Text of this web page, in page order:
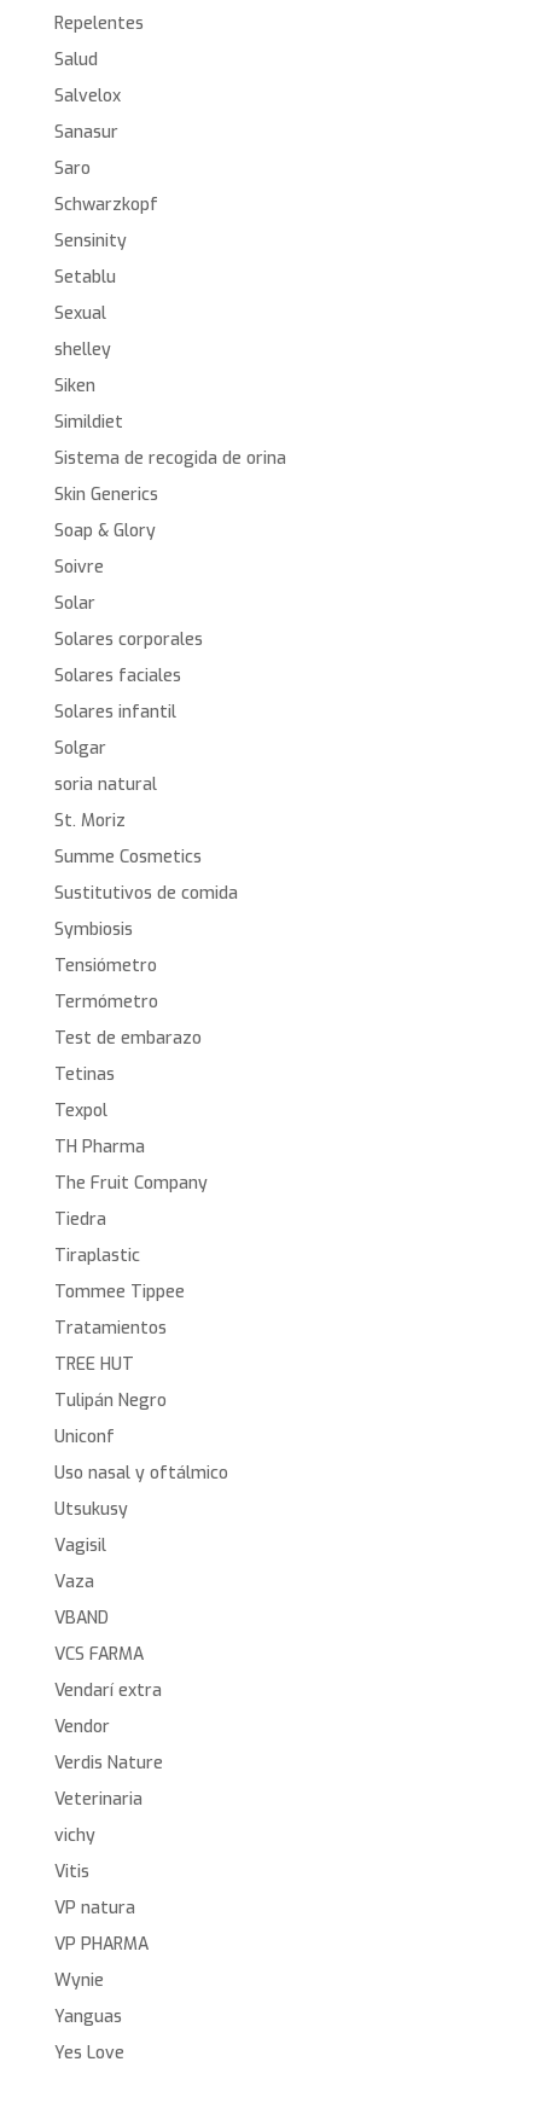
Repelentes
Salud
Salvelox
Sanasur
Saro
Schwarzkopf
Sensinity
Setablu
Sexual
shelley
Siken
Simildiet
Sistema de recogida de orina
Skin Generics
Soap & Glory
Soivre
Solar
Solares corporales
Solares faciales
Solares infantil
Solgar
soria natural
St. Moriz
Summe Cosmetics
Sustitutivos de comida
Symbiosis
Tensiómetro
Termómetro
Test de embarazo
Tetinas
Texpol
TH Pharma
The Fruit Company
Tiedra
Tiraplastic
Tommee Tippee
Tratamientos
TREE HUT
Tulipán Negro
Uniconf
Uso nasal y oftálmico
Utsukusy
Vagisil
Vaza
VBAND
VCS FARMA
Vendarí extra
Vendor
Verdis Nature
Veterinaria
vichy
Vitis
VP natura
VP PHARMA
Wynie
Yanguas
Yes Love